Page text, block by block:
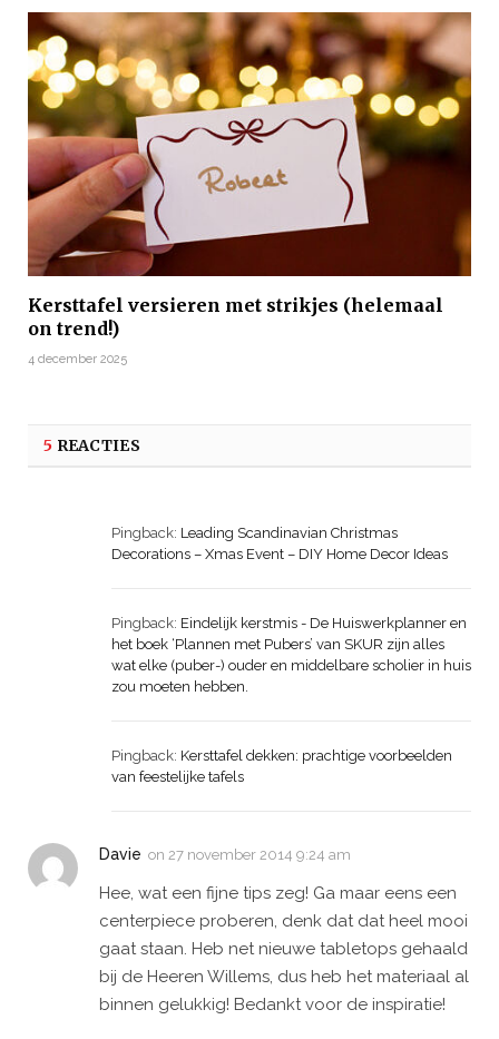
Kersttafel versieren met strikjes (helemaal
on trend!)
4 december 2025
5 REACTIES
Pingback: Leading Scandinavian Christmas
Decorations – Xmas Event – DIY Home Decor Ideas
Pingback: Eindelijk kerstmis - De Huiswerkplanner en
het boek ‘Plannen met Pubers’ van SKUR zijn alles
wat elke (puber-) ouder en middelbare scholier in huis
zou moeten hebben.
Pingback: Kersttafel dekken: prachtige voorbeelden
van feestelijke tafels
Davie on 27 november 2014 9:24 am
Hee, wat een fijne tips zeg! Ga maar eens een
centerpiece proberen, denk dat dat heel mooi
gaat staan. Heb net nieuwe tabletops gehaald
bij de Heeren Willems, dus heb het materiaal al
binnen gelukkig! Bedankt voor de inspiratie!